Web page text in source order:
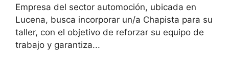
Empresa del sector automoción, ubicada en
Lucena, busca incorporar un/a Chapista para su
taller, con el objetivo de reforzar su equipo de
trabajo y garantiza...